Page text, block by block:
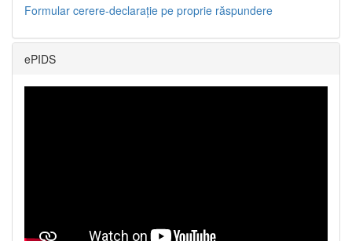
Formular cerere-declarație pe proprie răspundere
ePIDS